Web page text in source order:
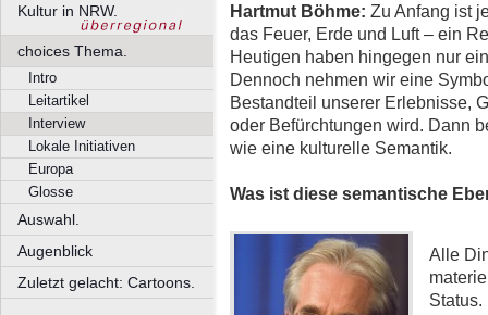
Kultur in NRW.
choices Thema.
Intro
Leitartikel
Interview
Lokale Initiativen
Europa
Glosse
Auswahl.
Augenblick
Zuletzt gelacht: Cartoons.
Hartmut Böhme: Zu Anfang ist
das Feuer, Erde und Luft – ein
Heutigen haben hingegen nur
Dennoch nehmen wir eine
Bestandteil unserer Erlebnisse,
oder Befürchtungen wird. Dann
wie eine kulturelle Semantik.
Was ist diese semantische
Alle